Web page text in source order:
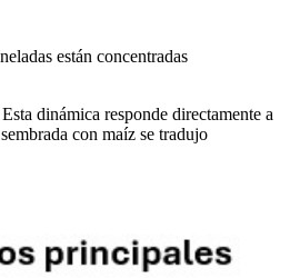
están concentradas
dinámica responde directamente a
con maíz se tradujo